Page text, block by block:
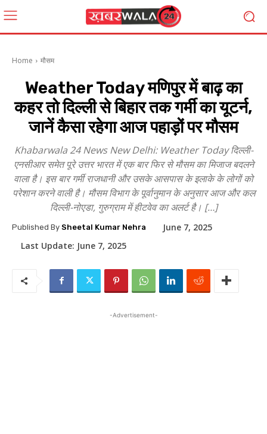
Home मौसम
Weather Today मणिपुर में बाढ़ का
कहर तो दिल्ली से बिहार तक गर्मी का यूटर्न,
जानें कैसा रहेगा आज पहाड़ों पर मौसम
Khabarwala 24 News New Delhi: Weather Today दिल्ली-
एनसीआर समेत पूरे उत्तर भारत में एक बार फिर से मौसम का मिजाज बदलने
वाला है। इस बार गर्मी राजधानी और उसके आसपास के इलाके के लोगों को
परेशान करने वाली है। मौसम विभाग के पूर्वानुमान के अनुसार आज और कल
दिल्ली-नोएडा, गुरुग्राम में हीटवेव का अलर्ट है। […]
Published By Sheetal Kumar Nehra
June 7, 2025
Last Update: June 7, 2025
-Advertisement-